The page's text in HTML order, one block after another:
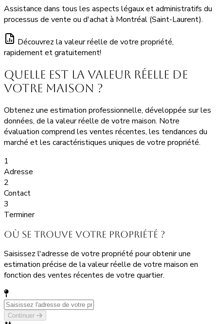
Assistance dans tous les aspects légaux et administratifs du
processus de vente ou d'achat à Montréal (Saint-Laurent).
Découvrez la valeur réelle de votre propriété,
rapidement et gratuitement!
Quelle est la valeur réelle de
votre maison ?
Obtenez une estimation professionnelle, développée sur les
données, de la valeur réelle de votre maison. Notre
évaluation comprend les ventes récentes, les tendances du
marché et les caractéristiques uniques de votre propriété.
1
Adresse
2
Contact
3
Terminer
Où se trouve votre propriété ?
Saisissez l'adresse de votre propriété pour obtenir une
estimation précise de la valeur réelle de votre maison en
fonction des ventes récentes de votre quartier.
Continuer